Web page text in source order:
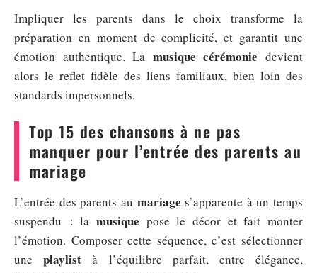
Impliquer les parents dans le choix transforme la
préparation en moment de complicité, et garantit une
émotion authentique. La musique cérémonie devient
alors le reflet fidèle des liens familiaux, bien loin des
standards impersonnels.
Top 15 des chansons à ne pas
manquer pour l’entrée des parents au
mariage
L’entrée des parents au mariage s’apparente à un temps
suspendu : la musique pose le décor et fait monter
l’émotion. Composer cette séquence, c’est sélectionner
uneplaylist à l’équilibre parfait, entre élégance,